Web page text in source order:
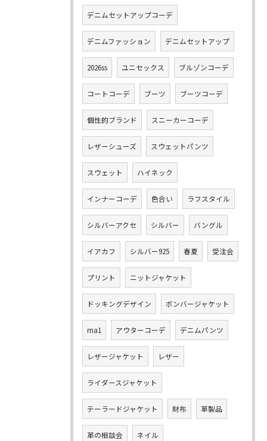
デニムセットアップコーデ
デニムファッション デニムセットアップ
2026ss ユニセックス ブルゾンコーデ
コートコーデ ブーツ ブーツコーデ
個性的ブランド スニーカーコーデ
レザーシューズ スウェットパンツ
スウェット ハイネック
インナーコーデ 色合い ラフスタイル
シルバーアクセ シルバー バングル
イアカフ シルバー925 春夏 受注会
プリント ニットジャケット
ドッキングデザイン ボンバージャケット
ma1 アウターコーデ デニムパンツ
レザージャケット レザー
ライダースジャケット
テーラードジャケット 財布 革製品
革の相談会 ネイル